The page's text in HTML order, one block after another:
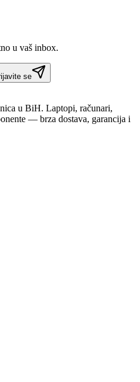
u vaš inbox.
se
u BiH. Laptopi, računari,
— brza dostava, garancija i